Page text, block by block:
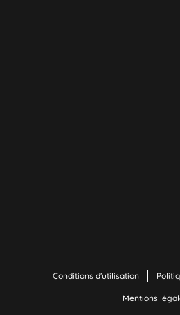
Conditions d'utilisation
Mentions